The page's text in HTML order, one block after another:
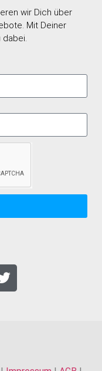
wir Dich über
Mit Deiner
dabei.